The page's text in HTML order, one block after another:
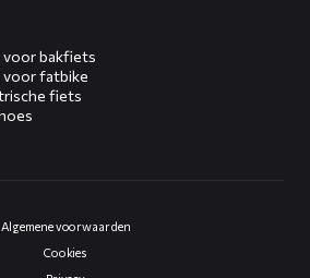
voor bakfiets
voor fatbike
fiets
Algemene voorwaarden
Cookies